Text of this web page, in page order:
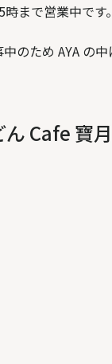
まで営業中です。
のため AYA の
Cafe 寶月